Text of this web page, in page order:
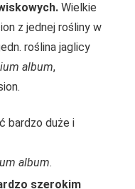
Wielkie
z jednej rośliny w
roślina jaglicy
album,
bardzo duże i
album.
szerokim